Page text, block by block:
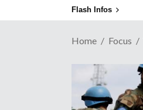
Flash Infos
Home Focus